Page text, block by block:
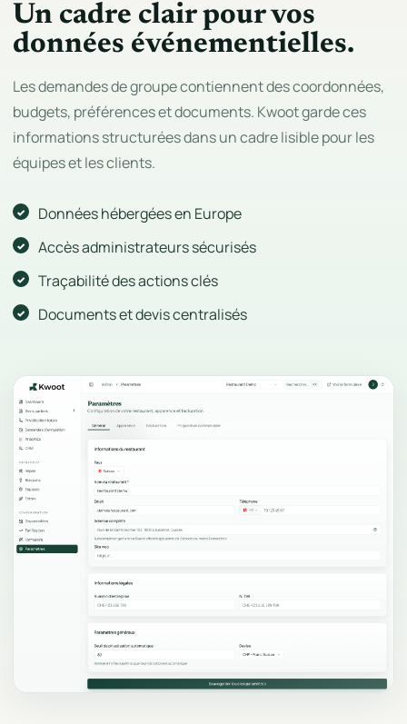
Un cadre clair pour vos
données événementielles.
Les demandes de groupe contiennent des coordonnées,
budgets, préférences et documents. Kwoot garde ces
informations structurées dans un cadre lisible pour les
équipes et les clients.
Données hébergées en Europe
Accès administrateurs sécurisés
Traçabilité des actions clés
Documents et devis centralisés